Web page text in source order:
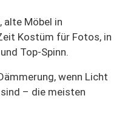
Möbel in
Kostüm für Fotos, in
Top-Spinn.
wenn Licht
– die meisten